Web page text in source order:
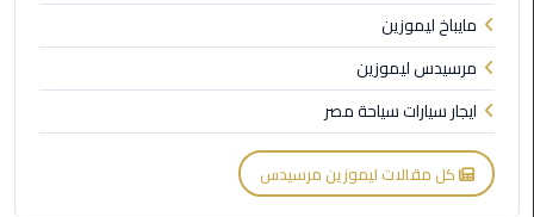
ليموزين
الدقي
ليموزين
من
القاهرة
للاسكندرية
مايباخ ليموزين
مرسيدس ليموزين
ايجار سيارات سياحة مصر
كل مقالات ليموزين مرسيدس